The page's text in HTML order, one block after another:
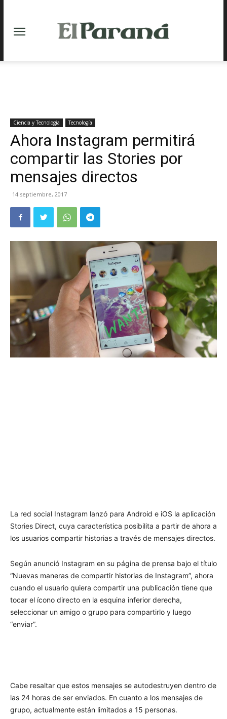
Ciencia y Tecnologia Tecnología
Ahora Instagram permitirá
compartir las Stories por
mensajes directos
14 septiembre, 2017
La red social Instagram lanzó para Android e iOS la aplicación
Stories Direct, cuya característica posibilita a partir de ahora a
los usuarios compartir historias a través de mensajes directos.
Según anunció Instagram en su página de prensa bajo el título
“Nuevas maneras de compartir historias de Instagram”, ahora
cuando el usuario quiera compartir una publicación tiene que
tocar el ícono directo en la esquina inferior derecha,
seleccionar un amigo o grupo para compartirlo y luego
“enviar”.
Cabe resaltar que estos mensajes se autodestruyen dentro de
las 24 horas de ser enviados. En cuanto a los mensajes de
grupo, actualmente están limitados a 15 personas.